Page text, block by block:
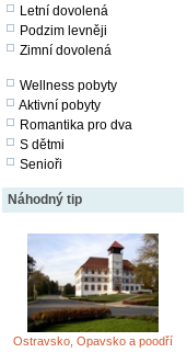
Letní dovolená
Podzim levněji
Zimní dovolená
Wellness pobyty
Aktivní pobyty
Romantika pro dva
S dětmi
Senioři
Náhodný tip
Ostravsko, Opavsko a poodří